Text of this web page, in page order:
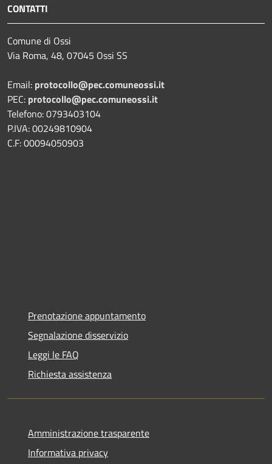
CONTATTI
Comune di Ossi
Via Roma, 48, 07045 Ossi SS
Email: protocollo@pec.comuneossi.it
PEC: protocollo@pec.comuneossi.it
Telefono: 0793403104
P.IVA: 00249810904
C.F: 00094050903
Prenotazione appuntamento
Segnalazione disservizio
Leggi le FAQ
Richiesta assistenza
Amministrazione trasparente
Informativa privacy